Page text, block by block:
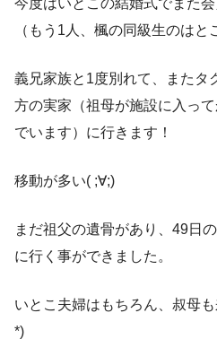
今度はいとこの結婚式でまた
（もう1人、楓の同級生のはと
義兄家族と1度別れて、またタ
方の実家（祖母が施設に入っ
でいます）に行きます！
移動が多い( ;∀;)
まだ祖父の遺骨があり、49日
に行く事ができました。
いとこ夫婦はもちろん、叔母
*)